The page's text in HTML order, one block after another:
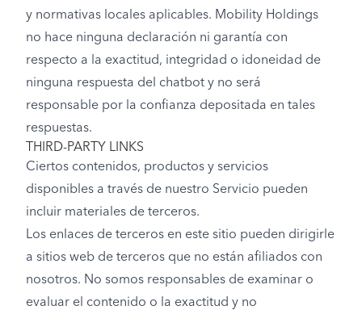
y normativas locales aplicables. Mobility Holdings
no hace ninguna declaración ni garantía con
respecto a la exactitud, integridad o idoneidad de
ninguna respuesta del chatbot y no será
responsable por la confianza depositada en tales
respuestas.
THIRD-PARTY LINKS
Ciertos contenidos, productos y servicios
disponibles a través de nuestro Servicio pueden
incluir materiales de terceros.
Los enlaces de terceros en este sitio pueden dirigirle
a sitios web de terceros que no están afiliados con
nosotros. No somos responsables de examinar o
evaluar el contenido o la exactitud y no